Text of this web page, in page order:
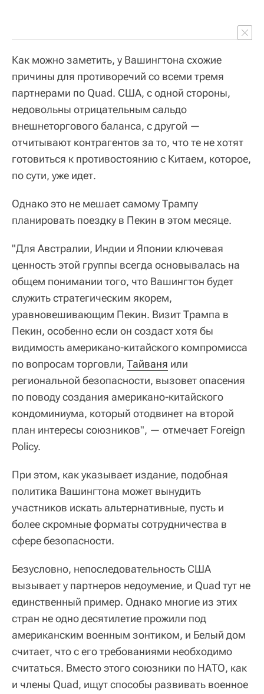
Как можно заметить, у Вашингтона схожие
причины для противоречий со всеми тремя
партнерами по Quad. США, с одной стороны,
недовольны отрицательным сальдо
внешнеторгового баланса, с другой —
отчитывают контрагентов за то, что те не хотят
готовиться к противостоянию с Китаем, которое,
по сути, уже идет.
Однако это не мешает самому Трампу
планировать поездку в Пекин в этом месяце.
"Для Австралии, Индии и Японии ключевая
ценность этой группы всегда основывалась на
общем понимании того, что Вашингтон будет
служить стратегическим якорем,
уравновешивающим Пекин. Визит Трампа в
Пекин, особенно если он создаст хотя бы
видимость американо-китайского компромисса
по вопросам торговли, Тайваня или
региональной безопасности, вызовет опасения
по поводу создания американо-китайского
кондоминиума, который отодвинет на второй
план интересы союзников", — отмечает Foreign
Policy.
При этом, как указывает издание, подобная
политика Вашингтона может вынудить
участников искать альтернативные, пусть и
более скромные форматы сотрудничества в
сфере безопасности.
Безусловно, непоследовательность США
вызывает у партнеров недоумение, и Quad тут не
единственный пример. Однако многие из этих
стран не одно десятилетие прожили под
американским военным зонтиком, и Белый дом
считает, что с его требованиями необходимо
считаться. Вместо этого союзники по НАТО, как
и члены Quad, ищут способы развивать военное